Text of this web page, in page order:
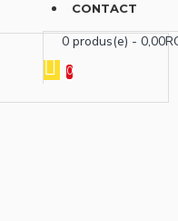
CONTACT
0 produs(e) -
0